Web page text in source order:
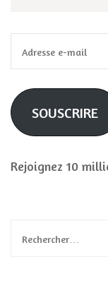
e-
mail
SOUSCRIRE
Rejoignez 10
Rechercher :